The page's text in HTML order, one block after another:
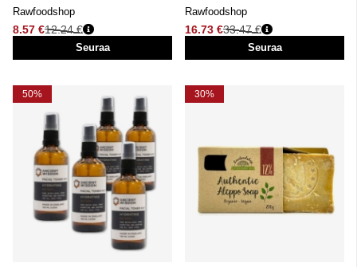
Rawfoodshop
8.57 €
Normaali hinta
12.24 €
Seuraa
Rawfoodshop
16.73 €
Normaali hinta
33.47 €
Seuraa
50% 30%